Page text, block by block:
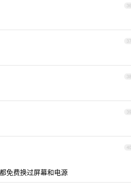
36
37
38
39
40
免费换过屏幕和电源